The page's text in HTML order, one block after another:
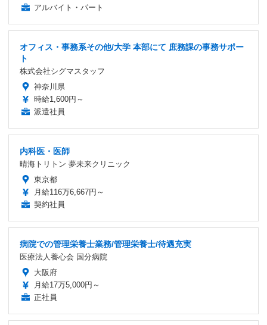
アルバイト・パート
オフィス・事務系その他/大学 本部にて 庶務課の事務サポー
ト
株式会社シグマスタッフ
神奈川県
時給1,600円～
派遣社員
内科医・医師
晴海トリトン 夢未来クリニック
東京都
月給116万6,667円～
契約社員
病院での管理栄養士業務/管理栄養士/待遇充実
医療法人養心会 国分病院
大阪府
月給17万5,000円～
正社員